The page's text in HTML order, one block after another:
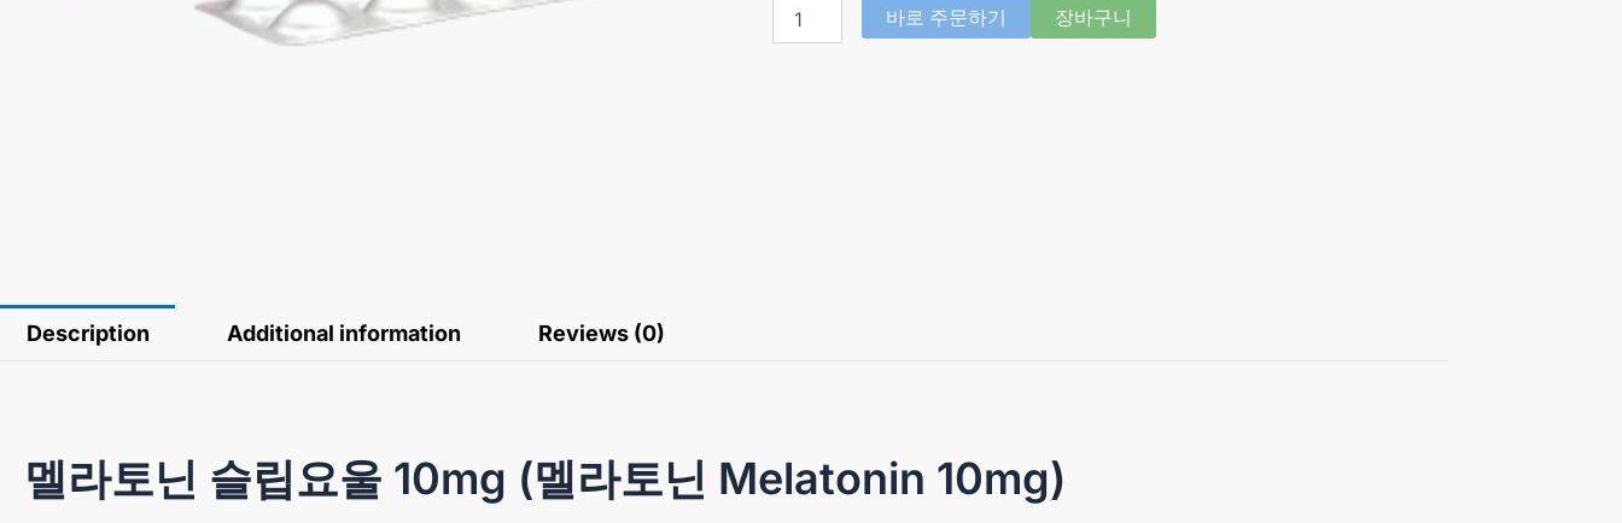
10mg
바로 주문하기 장바구니
Description Additional information Reviews (0)
멜라토닌 슬립요울 10mg (멜라토닌 Melatonin 10mg)